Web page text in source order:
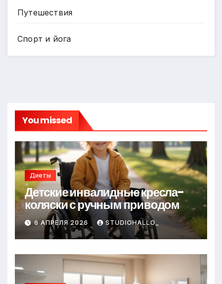
Путешествия
Спорт и йога
You missed
Диеты
Детские инвалидные кресла-
коляски с ручным приводом
6 АПРЕЛЯ 2026 STUDIOHALLO_